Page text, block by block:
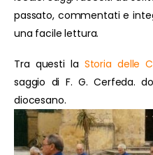
passato, commentati e
una facile lettura.
Tra questi la Storia delle
saggio di F. G. Cerfeda.
diocesano.